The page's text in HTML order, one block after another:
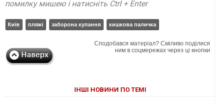
помилку мишею і натисніть Ctrl + Enter
Київ пляжі заборона купання кишкова паличка
Сподобався матеріал? Сміливо поділися
ним в соцмережах через ці кнопки
ІНШІ НОВИНИ ПО ТЕМІ